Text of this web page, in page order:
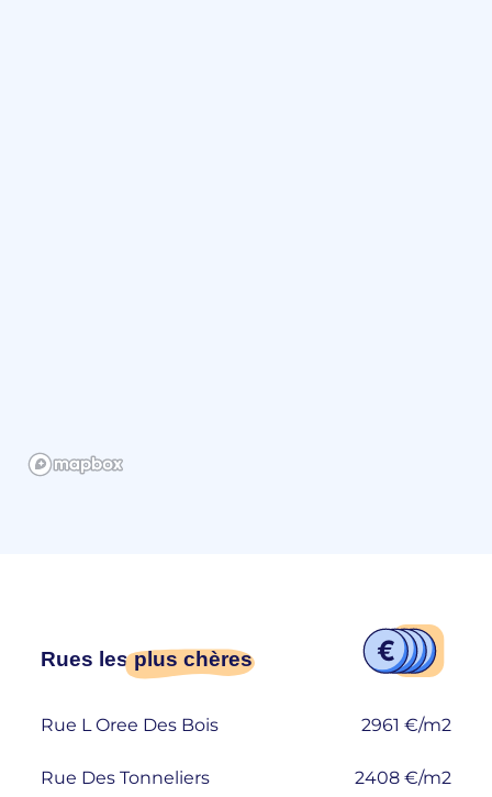
Rues lesplus chères
Rue L Oree Des Bois 2961 €/m2
Rue Des Tonneliers 2408 €/m2